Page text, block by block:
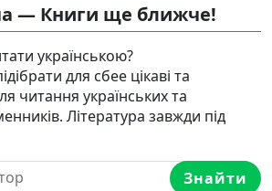
— Книги ще ближче!
українською?
для сбее цікаві та
читання українських та
Література завжди під
Знайти